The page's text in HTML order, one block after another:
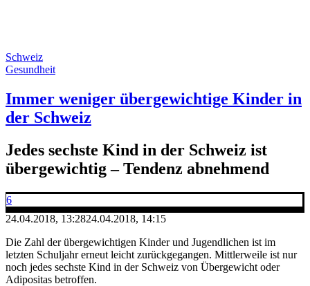
Schweiz
Gesundheit
Immer weniger übergewichtige Kinder in
der Schweiz
Jedes sechste Kind in der Schweiz ist
übergewichtig – Tendenz abnehmend
6
24.04.2018, 13:2824.04.2018, 14:15
Die Zahl der übergewichtigen Kinder und Jugendlichen ist im
letzten Schuljahr erneut leicht zurückgegangen. Mittlerweile ist nur
noch jedes sechste Kind in der Schweiz von Übergewicht oder
Adipositas betroffen.